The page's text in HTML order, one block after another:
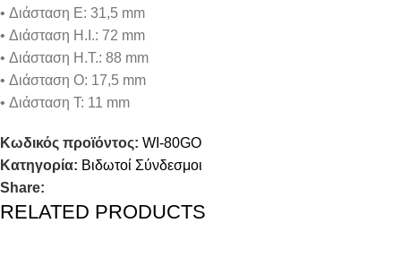
• Διάσταση E: 31,5 mm
• Διάσταση H.I.: 72 mm
• Διάσταση H.T.: 88 mm
• Διάσταση O: 17,5 mm
• Διάσταση T: 11 mm
Κωδικός προϊόντος: WI-80GO
Κατηγορία: Βιδωτοί Σύνδεσμοι
Share:
RELATED PRODUCTS